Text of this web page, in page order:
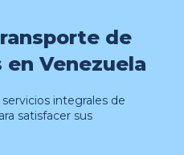
de
Venezuela
integrales de
satisfacer sus